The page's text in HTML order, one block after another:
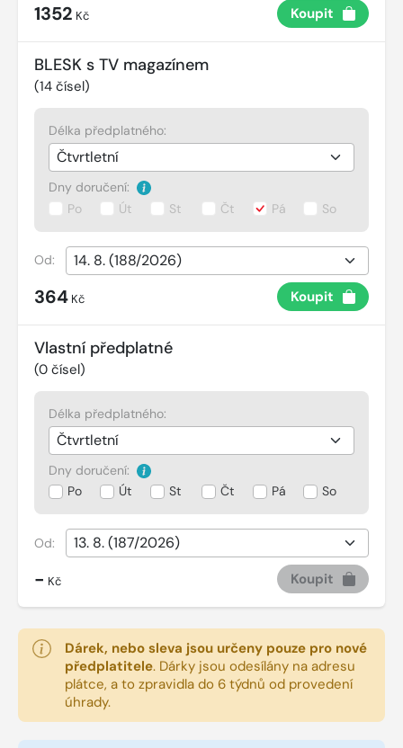
1352 Kč Koupit
BLESK s TV magazínem
(14 čísel)
Délka předplatného:
Dny doručení:
Po
Út St Čt Pá So
Od:
364 Kč Koupit
Vlastní předplatné
(0 čísel)
Délka předplatného:
Dny doručení:
Po
Út St Čt Pá So
Od:
- Kč Koupit
Dárek, nebo sleva jsou určeny pouze pro nové
předplatitele. Dárky jsou odesílány na adresu
plátce, a to zpravidla do 6 týdnů od provedení
úhrady.